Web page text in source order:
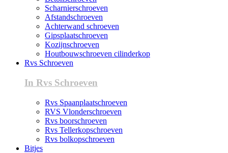
Scharnierschroeven
Afstandschroeven
Achterwand schroeven
Gipsplaatschroeven
Kozijnschroeven
Houtbouwschroeven cilinderkop
Rvs Schroeven
In Rvs Schroeven
Rvs Spaanplaatschroeven
RVS Vlonderschroeven
Rvs boorschroeven
Rvs Tellerkopschroeven
Rvs bolkopschroeven
Bitjes